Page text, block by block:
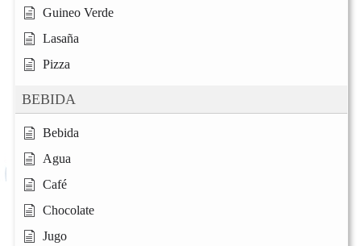
Guineo Verde
Lasaña
Pizza
BEBIDA
Bebida
Agua
Café
Chocolate
Jugo